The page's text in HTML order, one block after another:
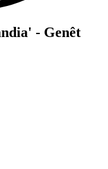
- Genêt